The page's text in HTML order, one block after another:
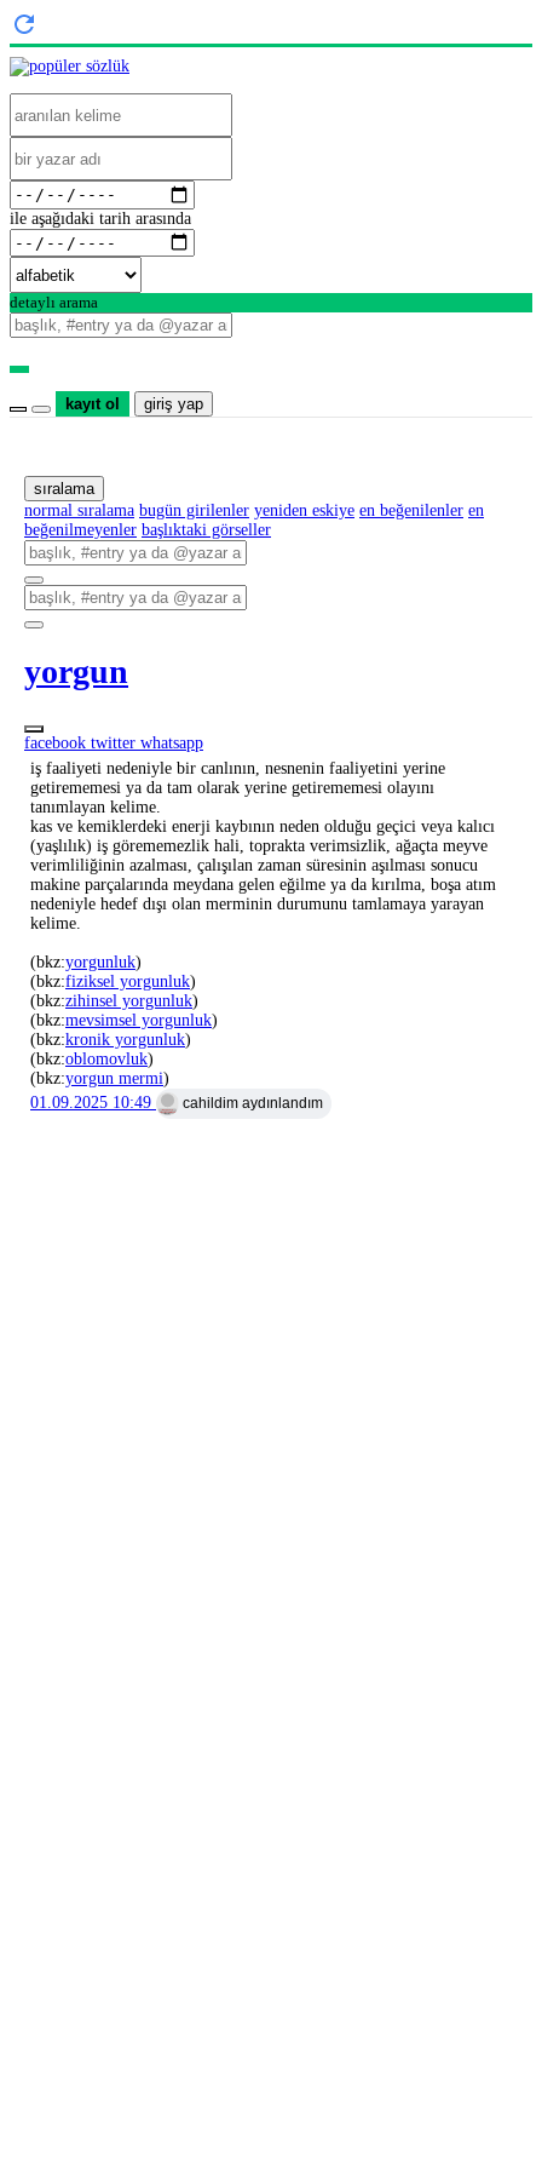
ile aşağıdaki tarih arasında
detaylı arama
kayıt ol giriş yap
sıralama
normal sıralama bugün girilenler yeniden eskiye en beğenilenler en
beğenilmeyenler başlıktaki görseller
yorgun
facebook twitter whatsapp
iş faaliyeti nedeniyle bir canlının, nesnenin faaliyetini yerine
getirememesi ya da tam olarak yerine getirememesi olayını
tanımlayan kelime.
kas ve kemiklerdeki enerji kaybının neden olduğu geçici veya kalıcı
(yaşlılık) iş görememezlik hali, toprakta verimsizlik, ağaçta meyve
verimliliğinin azalması, çalışılan zaman süresinin aşılması sonucu
makine parçalarında meydana gelen eğilme ya da kırılma, boşa atım
nedeniyle hedef dışı olan merminin durumunu tamlamaya yarayan
kelime.
(bkz:yorgunluk)
(bkz:fiziksel yorgunluk)
(bkz:zihinsel yorgunluk)
(bkz:mevsimsel yorgunluk)
(bkz:kronik yorgunluk)
(bkz:oblomovluk)
(bkz:yorgun mermi)
01.09.2025 10:49
cahildim aydınlandım